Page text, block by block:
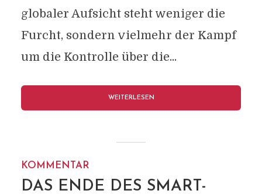
globaler Aufsicht steht weniger die
Furcht, sondern vielmehr der Kampf
um die Kontrolle über die...
WEITERLESEN
KOMMENTAR
DAS ENDE DES SMART-